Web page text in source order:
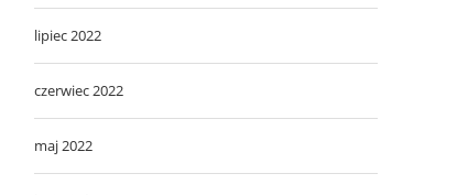
lipiec 2022
czerwiec 2022
maj 2022